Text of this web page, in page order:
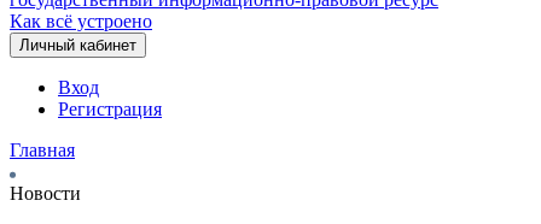
Как всё устроено
Личный кабинет
Вход
Регистрация
Главная
Новости